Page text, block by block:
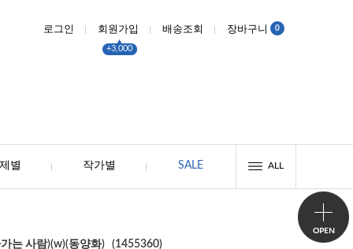
로그인 회원가입
+3,000
배송조회 장바구니 0
별 작가별 SALE ALL
는 사람)(w)(동양화) (1455360)